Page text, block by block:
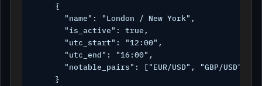
    {
      "name": "London / New York",
      "is_active": true,
      "utc_start": "12:00",
      "utc_end": "16:00",
"notable_pairs": ["EUR/USD", "GBP/USD",
    }